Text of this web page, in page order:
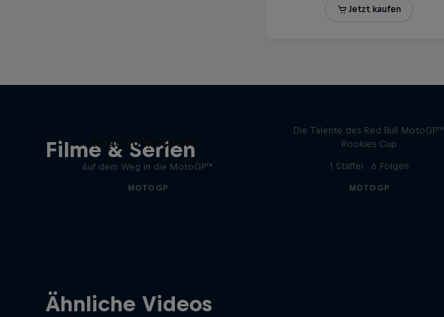
Filme & Serien
Road to MotoGP™
Auf dem Weg in die MotoGP™
MOTOGP
Die Talente des Red Bull MotoGP™
Rookies Cup
1 Staffel · 6 Folgen
MOTOGP
Ähnliche Videos